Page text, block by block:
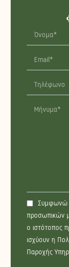
Συμφωνώ
προσωπικών
ο ιστότοπος
ισχύουν η
Παροχής